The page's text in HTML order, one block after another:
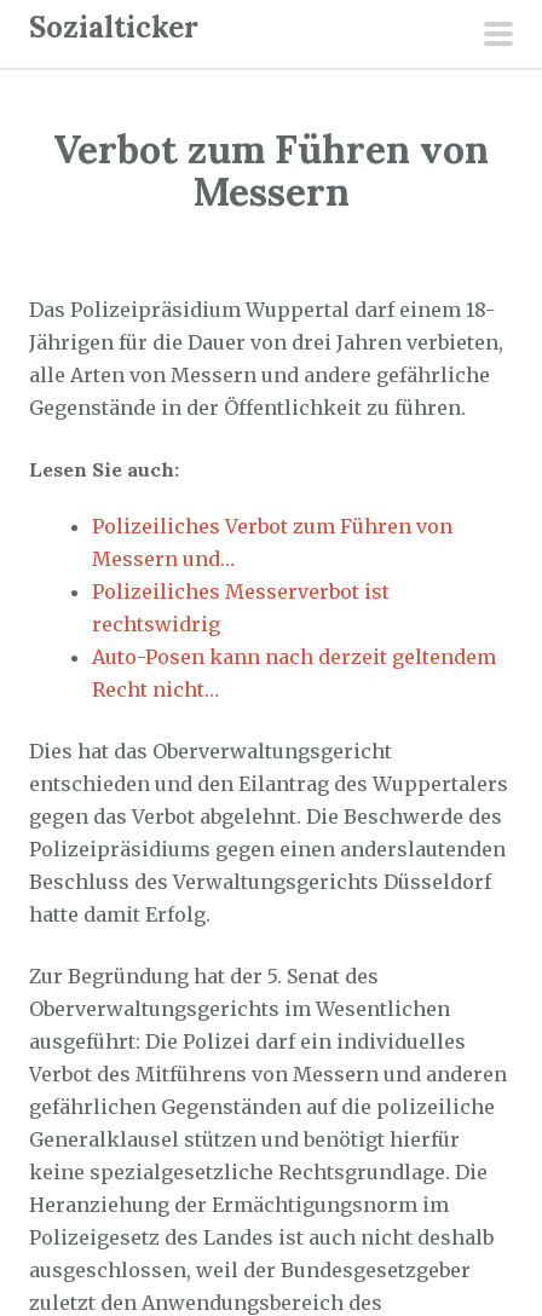
Sozialticker
Verbot zum Führen von
Messern
Das Polizeipräsidium Wuppertal darf einem 18-
Jährigen für die Dauer von drei Jahren verbieten,
alle Arten von Messern und andere gefährliche
Gegenstände in der Öffentlichkeit zu führen.
Lesen Sie auch:
Polizeiliches Verbot zum Führen von
Messern und…
Polizeiliches Messerverbot ist
rechtswidrig
Auto-Posen kann nach derzeit geltendem
Recht nicht…
Dies hat das Oberverwaltungsgericht
entschieden und den Eilantrag des Wuppertalers
gegen das Verbot abgelehnt. Die Beschwerde des
Polizeipräsidiums gegen einen anderslautenden
Beschluss des Verwaltungsgerichts Düsseldorf
hatte damit Erfolg.
Zur Begründung hat der 5. Senat des
Oberverwaltungsgerichts im Wesentlichen
ausgeführt: Die Polizei darf ein individuelles
Verbot des Mitführens von Messern und anderen
gefährlichen Gegenständen auf die polizeiliche
Generalklausel stützen und benötigt hierfür
keine spezialgesetzliche Rechtsgrundlage. Die
Heranziehung der Ermächtigungsnorm im
Polizeigesetz des Landes ist auch nicht deshalb
ausgeschlossen, weil der Bundesgesetzgeber
zuletzt den Anwendungsbereich des